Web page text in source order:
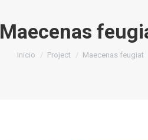
Maecenas
Estás aquí:
Inicio Project Maecenas feugiat